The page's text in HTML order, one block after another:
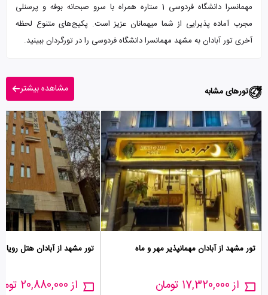
مهمانسرا دانشگاه فردوسی 1 ستاره همراه با سرو صبحانه بوفه و پرسنلی
مجرب آماده پذیرایی از شما میهمانان عزیز است. پکیج‌های متنوع لحظه
آخری تور آبادان به مشهد مهمانسرا دانشگاه فردوسی را در تورگردان ببینید.
تورهای مشابه مشاهده بیشتر
تور مشهد از آبادان مهمانپذیر مهر و ماه
از 17,320,000 تومان
تور مشهد از آبادان هتل رویا
از 20,880,000 تومان